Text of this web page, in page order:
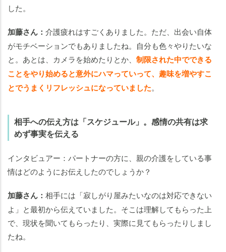
した。
加藤さん： 介護疲れはすごくありました。ただ、出会い自体
がモチベーションでもありましたね。自分も色々やりたいな
と。あとは、カメラを始めたりとか、 制限された中でできる
ことをやり始めると意外にハマっていって、趣味を増やすこ
とでうまくリフレッシュになっていました。
相手への伝え方は「スケジュール」。感情の共有は求
めず事実を伝える
インタビュアー：パートナーの方に、親の介護をしている事
情はどのようにお伝えしたのでしょうか？
加藤さん： 相手には「寂しがり屋みたいなのは対応できない
よ」と最初から伝えていました。そこは理解してもらった上
で、現状を聞いてもらったり、実際に見てもらったりしまし
たね。